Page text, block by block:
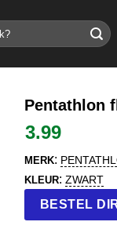
Pentathlon
3.99
MERK:
KLEUR: ZWART
BESTEL